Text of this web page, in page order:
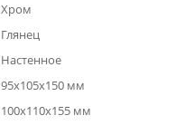
Хром
Глянец
Настенное
95х105х150 мм
100х110х155 мм